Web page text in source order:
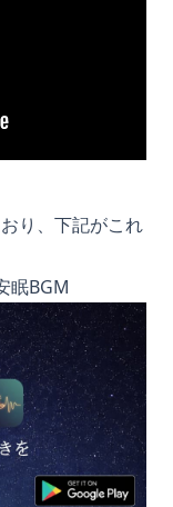
り、下記がこれ
眠BGM